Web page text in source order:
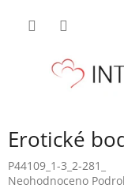
Erotické
P44109_1-3_2-281_
Průměrné
Neohodnoceno